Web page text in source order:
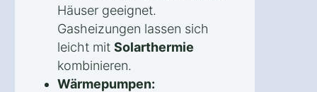
Häuser geeignet.
Gasheizungen lassen sich
leicht mit Solarthermie
kombinieren.
Wärmepumpen: